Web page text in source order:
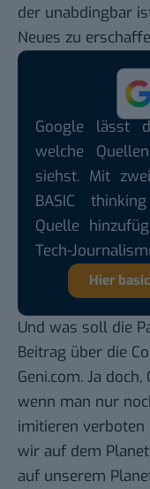
der unabdingbar
Neues zu
Google lässt
welche
siehst. Mit
BASIC
Quelle
Tech-
Hier
Und was soll die
Beitrag über die
Geni.com. Ja
wenn man nur
imitieren verboten
wir auf dem
auf unserem